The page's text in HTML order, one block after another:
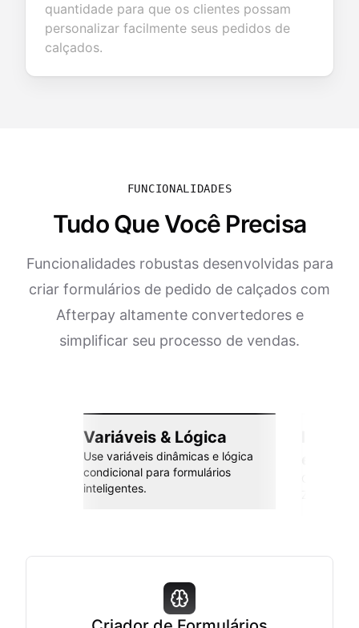
quantidade para que os clientes possam
personalizar facilmente seus pedidos de
calçados.
FUNCIONALIDADES
Tudo Que Você Precisa
Funcionalidades robustas desenvolvidas para
criar formulários de pedido de calçados com
Afterpay altamente convertedores e
simplificar seu processo de vendas.
Variáveis & Lógica
Use variáveis dinâmicas e lógica
condicional para formulários
inteligentes.